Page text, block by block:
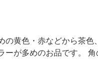
黄色・赤などから茶
が多めのお品です。